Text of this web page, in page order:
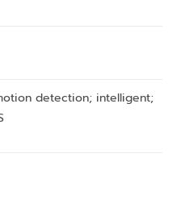
detection; intelligent;